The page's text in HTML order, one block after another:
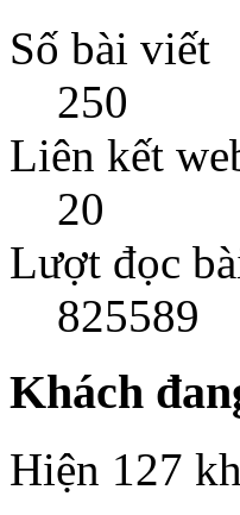
Số bài viết
250
Liên kết
20
Lượt đọc
825589
Khách
Hiện 127